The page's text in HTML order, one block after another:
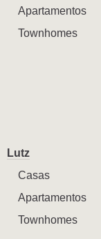
Apartamentos
Townhomes
Lutz
Casas
Apartamentos
Townhomes